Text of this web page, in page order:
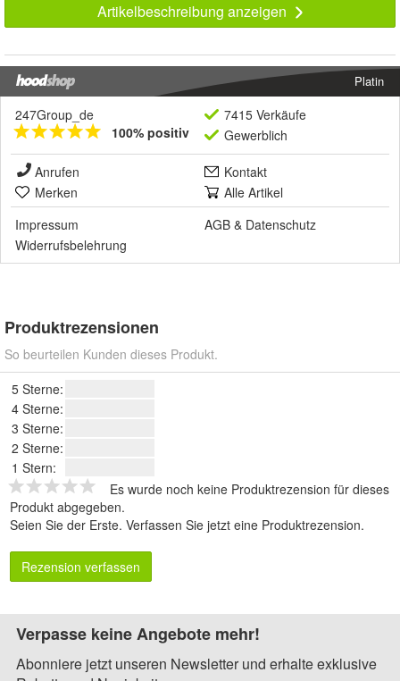
Artikelbeschreibung anzeigen
Platin
247Group_de
100% positiv
7415 Verkäufe
Gewerblich
Anrufen
Kontakt
Merken
Alle Artikel
Impressum
AGB & Datenschutz
Widerrufsbelehrung
Produktrezensionen
So beurteilen Kunden dieses Produkt.
5 Sterne:
4 Sterne:
3 Sterne:
2 Sterne:
1 Stern:
Es wurde noch keine Produktrezension für dieses
Produkt abgegeben.
Seien Sie der Erste. Verfassen Sie jetzt eine Produktrezension.
Rezension verfassen
Verpasse keine Angebote mehr!
Abonniere jetzt unseren Newsletter und erhalte exklusive